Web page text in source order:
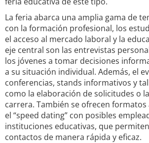
La feria abarca una amplia gama de
con la formación profesional, los
el acceso al mercado laboral y la
eje central son las entrevistas
los jóvenes a tomar decisiones
a su situación individual. Además, el
conferencias, stands informativos y
como la elaboración de solicitudes o
carrera. También se ofrecen
el “speed dating” con posibles
instituciones educativas, que
contactos de manera rápida y eficaz.